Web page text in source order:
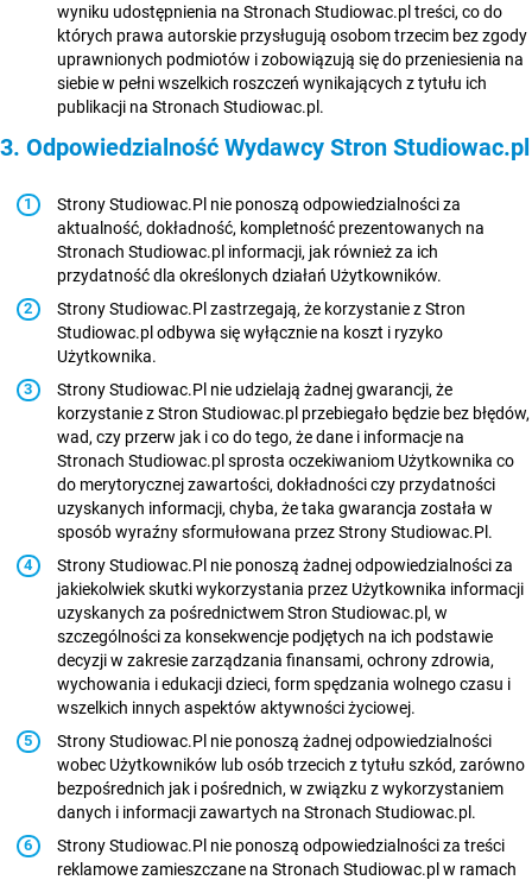
wyniku udostępnienia na Stronach Studiowac.pl treści, co do
których prawa autorskie przysługują osobom trzecim bez zgody
uprawnionych podmiotów i zobowiązują się do przeniesienia na
siebie w pełni wszelkich roszczeń wynikających z tytułu ich
publikacji na Stronach Studiowac.pl.
3. Odpowiedzialność Wydawcy Stron Studiowac.pl
Strony Studiowac.Pl nie ponoszą odpowiedzialności za
aktualność, dokładność, kompletność prezentowanych na
Stronach Studiowac.pl informacji, jak również za ich
przydatność dla określonych działań Użytkowników.
Strony Studiowac.Pl zastrzegają, że korzystanie z Stron
Studiowac.pl odbywa się wyłącznie na koszt i ryzyko
Użytkownika.
Strony Studiowac.Pl nie udzielają żadnej gwarancji, że
korzystanie z Stron Studiowac.pl przebiegało będzie bez błędów,
wad, czy przerw jak i co do tego, że dane i informacje na
Stronach Studiowac.pl sprosta oczekiwaniom Użytkownika co
do merytorycznej zawartości, dokładności czy przydatności
uzyskanych informacji, chyba, że taka gwarancja została w
sposób wyraźny sformułowana przez Strony Studiowac.Pl.
Strony Studiowac.Pl nie ponoszą żadnej odpowiedzialności za
jakiekolwiek skutki wykorzystania przez Użytkownika informacji
uzyskanych za pośrednictwem Stron Studiowac.pl, w
szczególności za konsekwencje podjętych na ich podstawie
decyzji w zakresie zarządzania finansami, ochrony zdrowia,
wychowania i edukacji dzieci, form spędzania wolnego czasu i
wszelkich innych aspektów aktywności życiowej.
Strony Studiowac.Pl nie ponoszą żadnej odpowiedzialności
wobec Użytkowników lub osób trzecich z tytułu szkód, zarówno
bezpośrednich jak i pośrednich, w związku z wykorzystaniem
danych i informacji zawartych na Stronach Studiowac.pl.
Strony Studiowac.Pl nie ponoszą odpowiedzialności za treści
reklamowe zamieszczane na Stronach Studiowac.pl w ramach